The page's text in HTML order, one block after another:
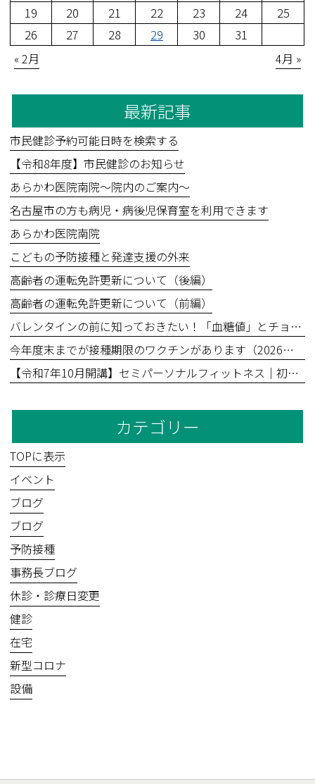
19
20 21 22 23 24
25
26
27 28 29 30
31
« 2月
4月 »
最新記事
市民健診予約可能日時を検索する
【令和8年度】市民健診のお知らせ
あらかわ医院南院～院内のご案内～
名古屋市の方も病児・病後児保育室を利用できます
あらかわ医院南院
こどもの予防接種と発達支援の外来
高齢者の運転免許更新について（後編）
高齢者の運転免許更新について（前編）
バレンタインの前に知っておきたい！「血糖値」とチョコレートの食べ方
今年度末までが接種期限のワクチンがあります（2026年3月31日まで）
【令和7年10月開講】セミパーソナルフィットネス｜初回無料体験あり
カテゴリー
TOPに表示
イベント
ブログ
ブログ
予防接種
事務長ブログ
休診・診療日変更
健診
在宅
新型コロナ
設備